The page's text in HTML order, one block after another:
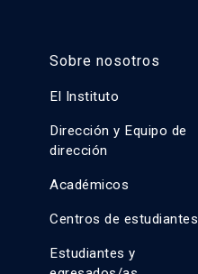
Sobre nosotros
El Instituto
Dirección y Equipo de
dirección
Académicos
Centros de estudiantes
Estudiantes y